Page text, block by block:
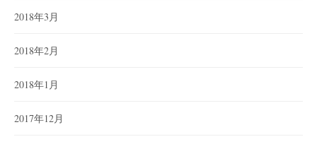
2018年3月
2018年2月
2018年1月
2017年12月